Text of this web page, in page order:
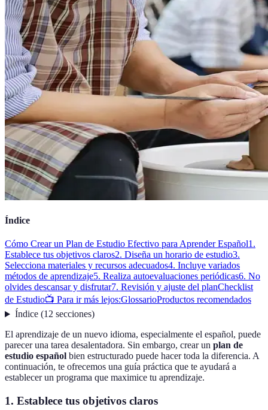
Índice
Cómo Crear un Plan de Estudio Efectivo para Aprender Español1.
Establece tus objetivos claros2. Diseña un horario de estudio3.
Selecciona materiales y recursos adecuados4. Incluye variados
métodos de aprendizaje5. Realiza autoevaluaciones periódicas6. No
olvides descansar y disfrutar7. Revisión y ajuste del planChecklist
de Estudio📺 Para ir más lejos:GlossarioProductos recomendados
Índice(12 secciones)
El aprendizaje de un nuevo idioma, especialmente el español, puede
parecer una tarea desalentadora. Sin embargo, crear un plan de
estudio español bien estructurado puede hacer toda la diferencia. A
continuación, te ofrecemos una guía práctica que te ayudará a
establecer un programa que maximice tu aprendizaje.
1. Establece tus objetivos claros